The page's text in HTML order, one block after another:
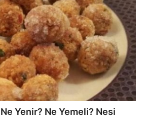
Yenir? Ne Yemeli? Nesi